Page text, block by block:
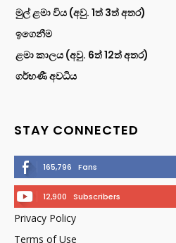
මුල් ළමා විය (අවු. 1ත් 3ත් අතර)
ඉගෙනීම
ළමා කාලය (අවු. 6ත් 12ත් අතර)
ගර්භණී අවධිය
STAY CONNECTED
165,796 Fans
12,900 Subscribers
Privacy Policy
Terms of Use